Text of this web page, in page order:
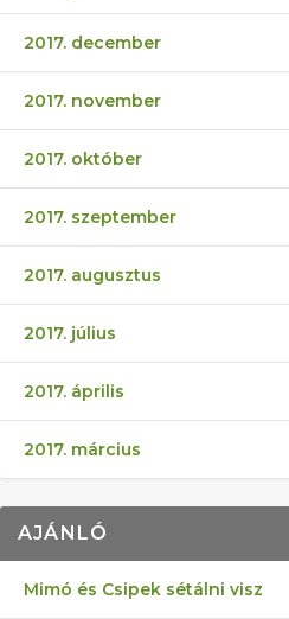
2017. december
2017. november
2017. október
2017. szeptember
2017. augusztus
2017. július
2017. április
2017. március
AJÁNLÓ
Mimó és Csipek sétálni visz